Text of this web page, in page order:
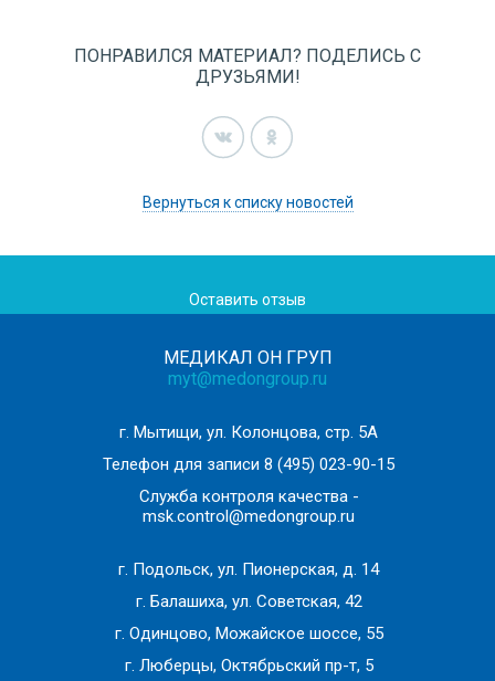
ПОНРАВИЛСЯ МАТЕРИАЛ? ПОДЕЛИСЬ С
ДРУЗЬЯМИ!
Вернуться к списку новостей
Оставить отзыв
МЕДИКАЛ ОН ГРУП
myt@medongroup.ru
г. Мытищи, ул. Колонцова, стр. 5А
Телефон для записи 8 (495) 023-90-15
Служба контроля качества -
msk.control@medongroup.ru
г. Подольск, ул. Пионерская, д. 14
г. Балашиха, ул. Советская, 42
г. Одинцово, Можайское шоссе, 55
г. Люберцы, Октябрьский пр-т, 5